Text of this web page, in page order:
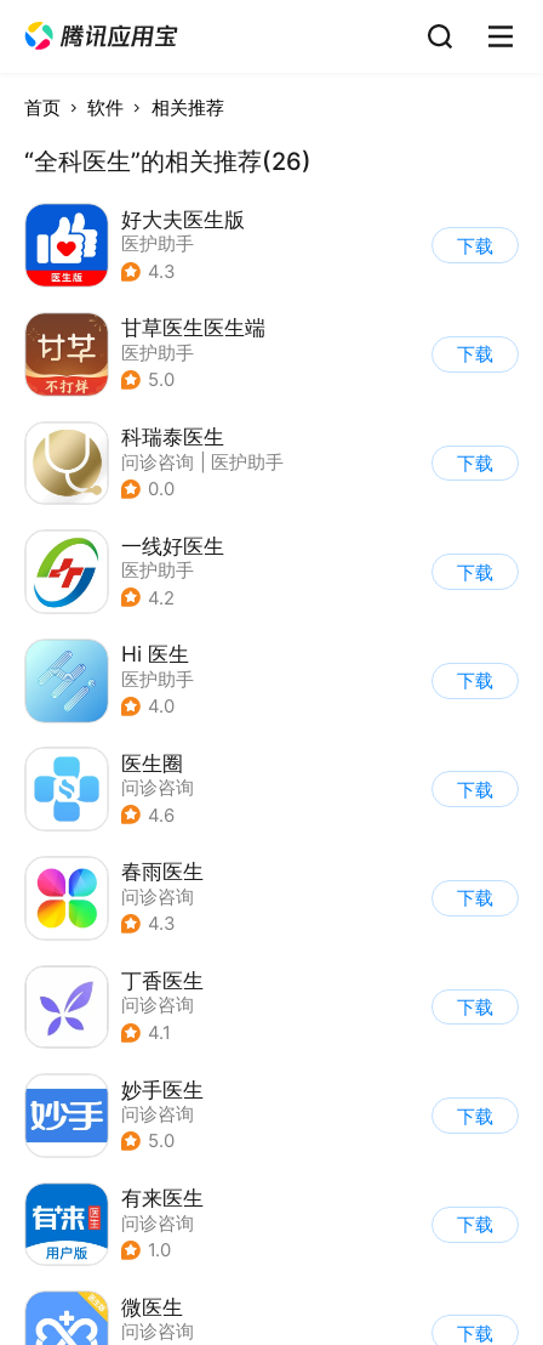
首页 软件 相关推荐
“全科医生”的相关推荐(26)
好大夫医生版
医护助手
4.3
下载
甘草医生医生端
医护助手
5.0
下载
科瑞泰医生
问诊咨询
医护助手
0.0
下载
一线好医生
医护助手
4.2
下载
Hi 医生
医护助手
4.0
下载
医生圈
问诊咨询
4.6
下载
春雨医生
问诊咨询
4.3
下载
丁香医生
问诊咨询
4.1
下载
妙手医生
问诊咨询
5.0
下载
有来医生
问诊咨询
1.0
下载
微医生
问诊咨询
下载